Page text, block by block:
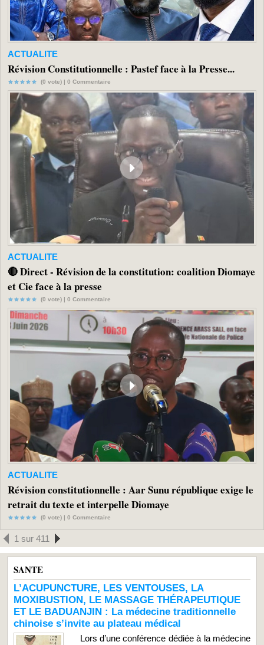
ACTUALITE
Révision Constitutionnelle : Pastef face à la Presse...
(0 vote) | 0 Commentaire
ACTUALITE
🔴 Direct - Révision de la constitution: coalition Diomaye
et Cie face à la presse
(0 vote) | 0 Commentaire
ACTUALITE
Révision constitutionnelle : Aar Sunu république exige le
retrait du texte et interpelle Diomaye
(0 vote) | 0 Commentaire
1 sur 411
SANTE
L’ACUPUNCTURE, LES VENTOUSES, LA
MOXIBUSTION, LE MASSAGE THÉRAPEUTIQUE
ET LE BADUANJIN : La médecine traditionnelle
chinoise s’invite au plateau médical
Lors d’une conférence dédiée à la médecine